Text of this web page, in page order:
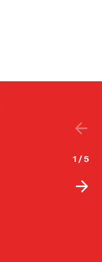
sin dramas ni
son
he visto en
que repetí.“
2 /5